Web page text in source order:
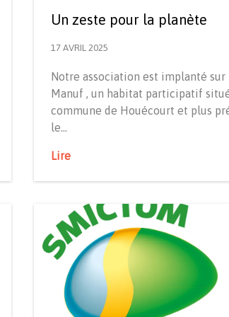
Un zeste pour la planète
17 AVRIL 2025
Notre association est implanté sur
Manuf , un habitat participatif
commune de Houécourt et plus
le…
Lire